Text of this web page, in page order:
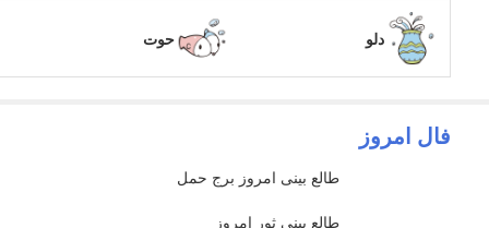
دلو حوت
فال امروز
طالع بینی امروز برج حمل
طالع بینی ثور امروز